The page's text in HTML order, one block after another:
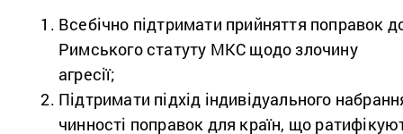
Всебічно підтримати прийняття поправок
Римського статуту МКС щодо злочину
агресії;
Підтримати підхід індивідуального
чинності поправок для країн, що